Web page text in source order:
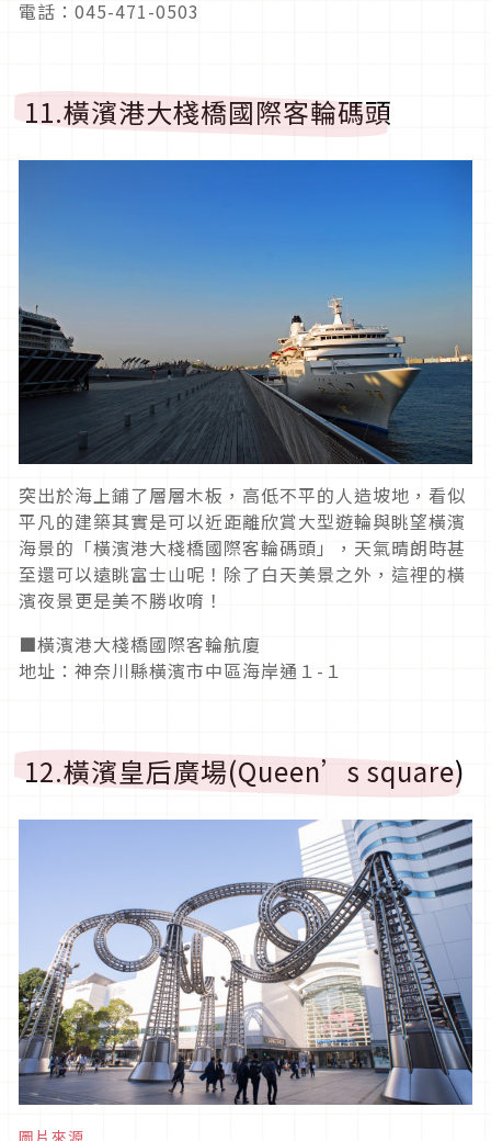
電話：045-471-0503
11.橫濱港大棧橋國際客輪碼頭
突出於海上鋪了層層木板，高低不平的人造坡地，看似
平凡的建築其實是可以近距離欣賞大型遊輪與眺望橫濱
海景的「橫濱港大棧橋國際客輪碼頭」，天氣晴朗時甚
至還可以遠眺富士山呢！除了白天美景之外，這裡的橫
濱夜景更是美不勝收唷！
■橫濱港大棧橋國際客輪航廈
地址：神奈川縣橫濱市中區海岸通１-１
12.橫濱皇后廣場(Queen’s square)
圖片來源